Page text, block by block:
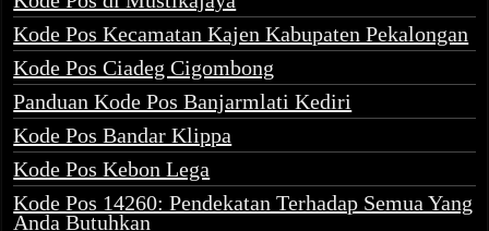
Kode Pos Kecamatan Kajen Kabupaten Pekalongan
Kode Pos Ciadeg Cigombong
Panduan Kode Pos Banjarmlati Kediri
Kode Pos Bandar Klippa
Kode Pos Kebon Lega
Kode Pos 14260: Pendekatan Terhadap Semua Yang
Anda Butuhkan